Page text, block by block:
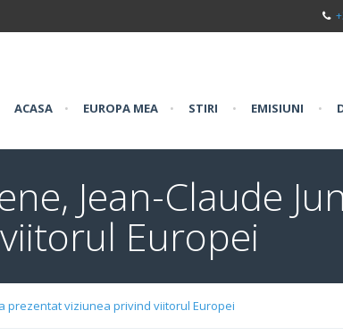
ACASA • EUROPA MEA • STIRI • EMISIUNI •
Jean-Claude
Europei
prezentat viziunea privind viitorul Europei